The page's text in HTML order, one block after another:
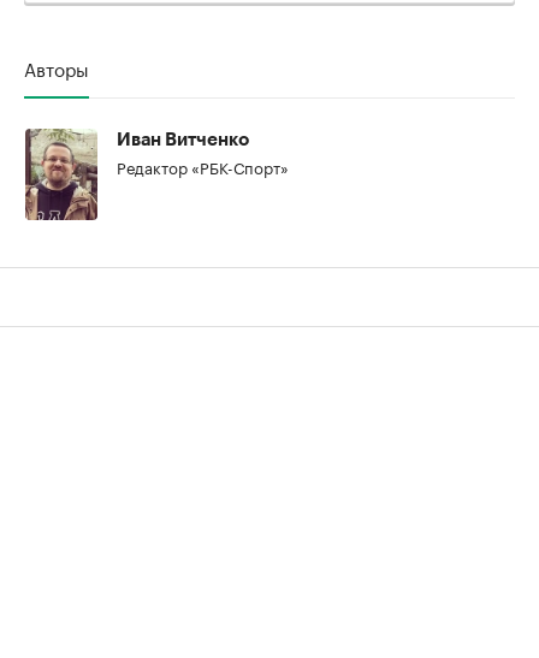
00:00 / 00:00
Авторы
Иван Витченко
Редактор «РБК-Спорт»